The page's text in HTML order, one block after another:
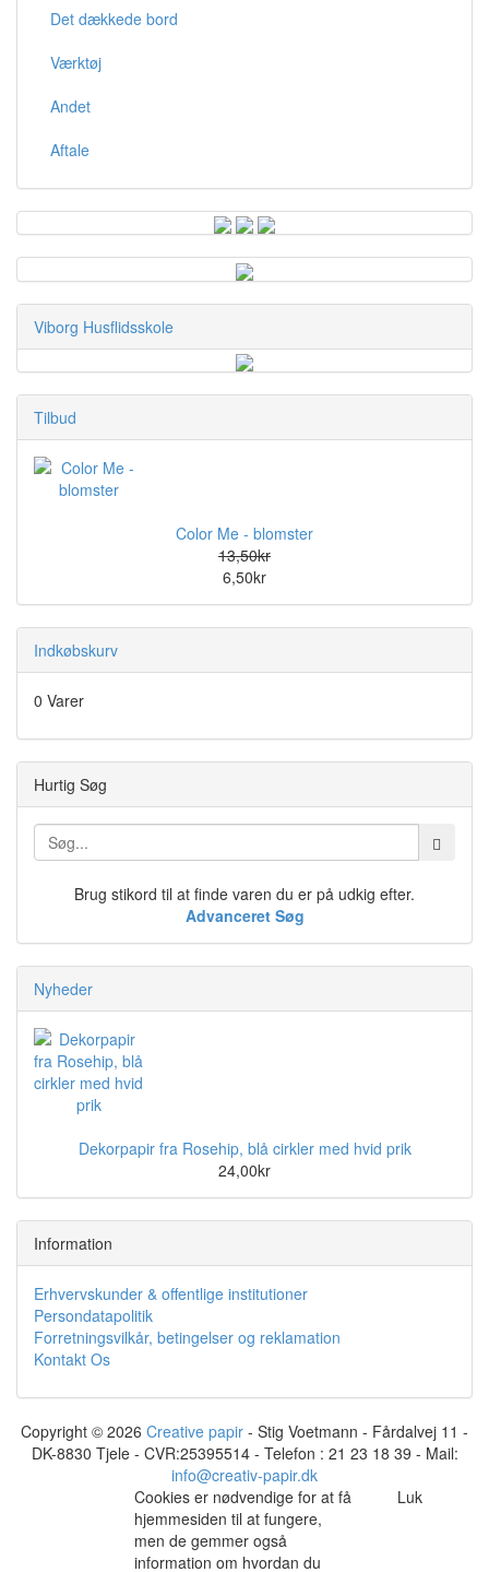
Det dækkede bord
Værktøj
Andet
Aftale
Viborg Husflidsskole
Tilbud
Color Me - blomster
13,50kr
6,50kr
Indkøbskurv
0 Varer
Hurtig Søg
Brug stikord til at finde varen du er på udkig efter.
Advanceret Søg
Nyheder
Dekorpapir fra Rosehip, blå cirkler med hvid prik
24,00kr
Information
Erhvervskunder & offentlige institutioner
Persondatapolitik
Forretningsvilkår, betingelser og reklamation
Kontakt Os
Copyright © 2026 Creative papir - Stig Voetmann - Fårdalvej 11 -
DK-8830 Tjele - CVR:25395514 - Telefon : 21 23 18 39 - Mail:
info@creativ-papir.dk
Cookies er nødvendige for at få
hjemmesiden til at fungere,
men de gemmer også
information om hvordan du
Luk